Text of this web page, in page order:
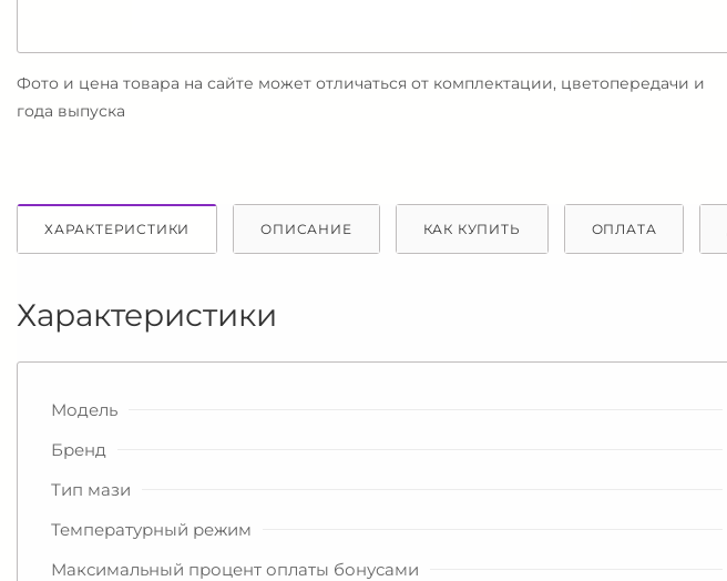
Фото и цена товара на сайте может отличаться от комплектации, цветопередачи и
года выпуска
ХАРАКТЕРИСТИКИ ОПИСАНИЕ КАК КУПИТЬ ОПЛАТА
Характеристики
Модель
Бренд
Тип мази
Температурный режим
Максимальный процент оплаты бонусами